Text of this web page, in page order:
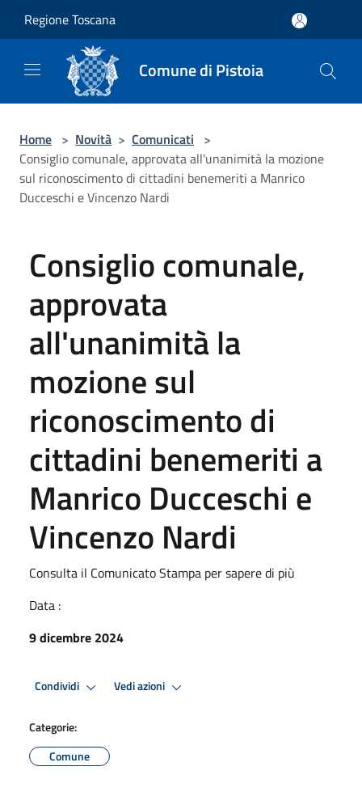
Regione Toscana
Comune di Pistoia
Home > Novità > Comunicati >
Consiglio comunale, approvata all'unanimità la mozione
sul riconoscimento di cittadini benemeriti a Manrico
Ducceschi e Vincenzo Nardi
Consiglio comunale,
approvata
all'unanimità la
mozione sul
riconoscimento di
cittadini benemeriti a
Manrico Ducceschi e
Vincenzo Nardi
Consulta il Comunicato Stampa per sapere di più
Data :
9 dicembre 2024
Condividi Vedi azioni
Categorie:
Comune